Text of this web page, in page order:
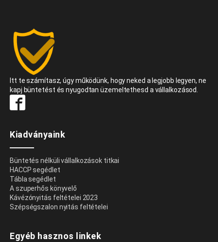
Itt te számítasz, úgy működünk, hogy neked a legjobb legyen, ne
kapj büntetést és nyugodtan üzemeltethesd a vállalkozásod.
Kiadványaink
Büntetés nélküli vállalkozások titkai
HACCP segédlet
Tábla segédlet
A szuperhős könyvelő
Kávézónyitás feltételei 2023
Szépségszalon nyitás feltételei
Egyéb hasznos linkek